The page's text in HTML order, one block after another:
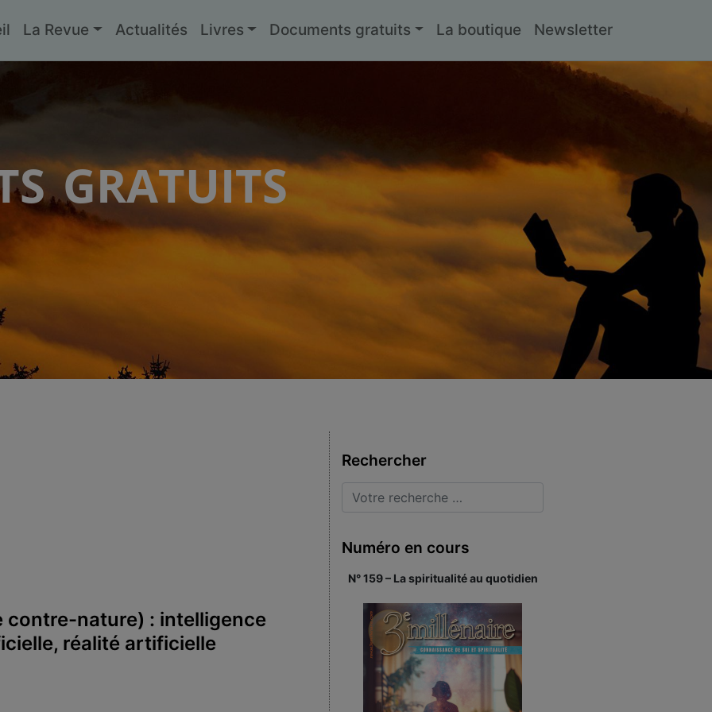
La Revue Actualités Livres Documents gratuits La boutique Newsletter
gratuits
contre-nature) : intelligence
réalité artificielle
Rechercher
Numéro en cours
N° 159 – La spiritualité au quotidien